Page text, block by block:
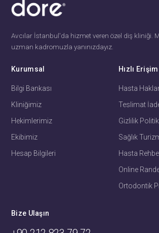
Avcılar İstanbul'da hizmet veren özel diş kliniği.
uzman kadromuzla yanınızdayız.
Kurumsal
Bilgi Bankası
Kliniğimiz
Hekimlerimiz
Ekibimiz
Hesap Bilgileri
Hızlı Erişim
Hasta
Teslimat
Gizlilik
Sağlık
Hasta
Online
Ortodontik
Bize Ulaşın